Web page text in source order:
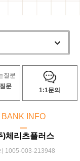
문
1:1문의
BANK INFO
ㅡ
)체리츠플러스
1005-003-213948